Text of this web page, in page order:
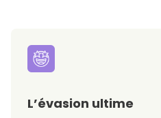
L’évasion ultime